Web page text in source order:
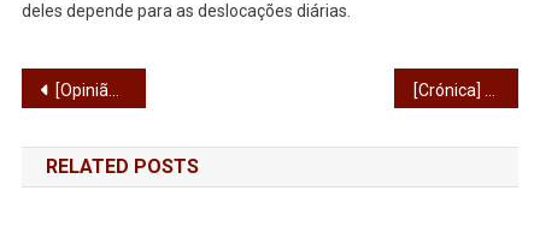
deles depende para as deslocações diárias.
Navegação
de
artigos
[Opinião] Outra vez eleições [Crónica] Consciência Ambiental
RELATED POSTS